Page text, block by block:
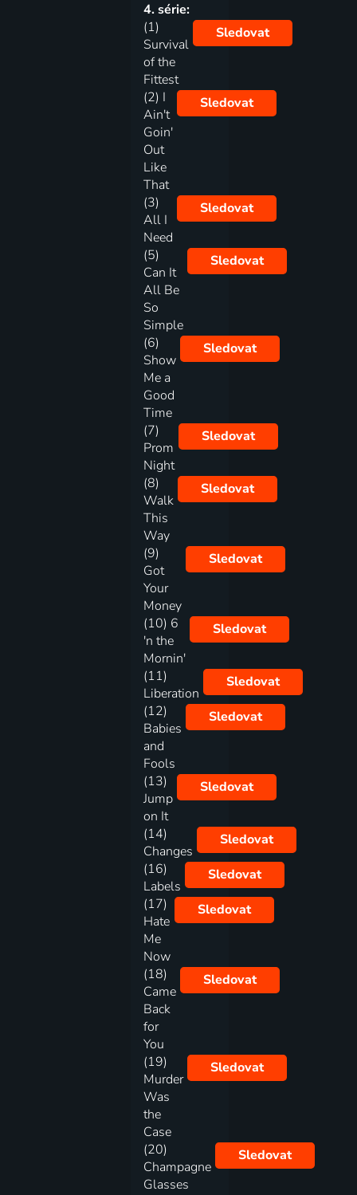
4. série:
(1)
Survival
of the
Fittest
Sledovat
(2) I
Ain't
Goin'
Out
Like
That
Sledovat
(3)
All I
Need
Sledovat
(5)
Can It
All Be
So
Simple
Sledovat
(6)
Show
Me a
Good
Time
Sledovat
(7)
Prom
Night
Sledovat
(8)
Walk
This
Way
Sledovat
(9)
Got
Your
Money
Sledovat
(10) 6
'n the
Mornin'
Sledovat
(11)
Liberation
Sledovat
(12)
Babies
and
Fools
Sledovat
(13)
Jump
on It
Sledovat
(14)
Changes
Sledovat
(16)
Labels
Sledovat
(17)
Hate
Me
Now
Sledovat
(18)
Came
Back
for
You
Sledovat
(19)
Murder
Was
the
Case
Sledovat
(20)
Champagne
Glasses
Sledovat